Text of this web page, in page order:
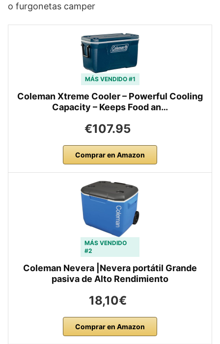
o furgonetas camper
MÁS VENDIDO #1
Coleman Xtreme Cooler – Powerful Cooling
Capacity – Keeps Food an…
€107.95
Comprar en Amazon
MÁS VENDIDO
#2
Coleman Nevera |Nevera portátil Grande
pasiva de Alto Rendimiento
18,10€
Comprar en Amazon